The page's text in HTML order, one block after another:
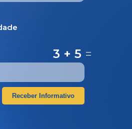
3 + 5 =
Receber Informativo